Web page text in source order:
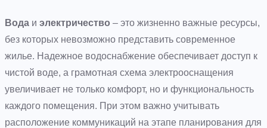
Вода и электричество – это жизненно важные ресурсы,
без которых невозможно представить современное
жилье. Надежное водоснабжение обеспечивает доступ к
чистой воде, а грамотная схема электрооснащения
увеличивает не только комфорт, но и функциональность
каждого помещения. При этом важно учитывать
расположение коммуникаций на этапе планирования для